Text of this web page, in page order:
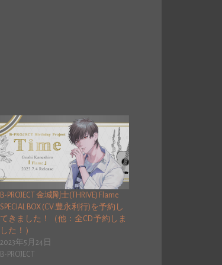
B-PROJECT 金城剛士(THRIVE) Flame
SPECIAL BOX (CV.豊永利行)を予約し
てきました！（他：全CD 予約しま
した！）
2023年5月24日
B-PROJECT